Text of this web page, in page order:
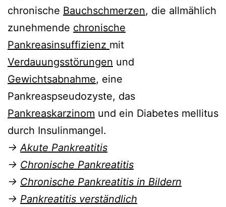
chronische Bauchschmerzen, die allmählich
zunehmende chronische
Pankreasinsuffizienz mit
Verdauungsstörungen und
Gewichtsabnahme, eine
Pankreaspseudozyste, das
Pankreaskarzinom und ein Diabetes mellitus
durch Insulinmangel.
→ Akute Pankreatitis
→ Chronische Pankreatitis
→ Chronische Pankreatitis in Bildern
→ Pankreatitis verständlich